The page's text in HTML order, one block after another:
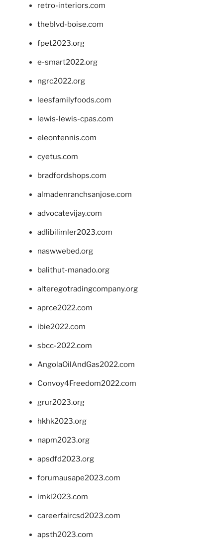
retro-interiors.com
theblvd-boise.com
fpet2023.org
e-smart2022.org
ngrc2022.org
leesfamilyfoods.com
lewis-lewis-cpas.com
eleontennis.com
cyetus.com
bradfordshops.com
almadenranchsanjose.com
advocatevijay.com
adlibilimler2023.com
naswwebed.org
balithut-manado.org
alteregotradingcompany.org
aprce2022.com
ibie2022.com
sbcc-2022.com
AngolaOilAndGas2022.com
Convoy4Freedom2022.com
grur2023.org
hkhk2023.org
napm2023.org
apsdfd2023.org
forumausape2023.com
imkl2023.com
careerfaircsd2023.com
apsth2023.com